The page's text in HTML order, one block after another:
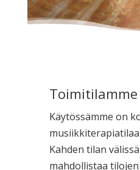
Toimitilamme
Käytössämme on
Kahden tilan
mahdollistaa